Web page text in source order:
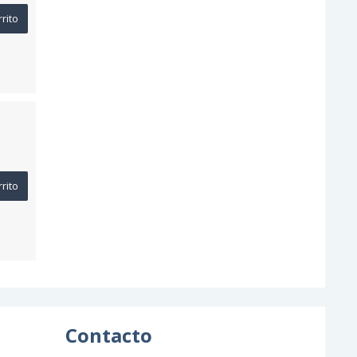
Contacto